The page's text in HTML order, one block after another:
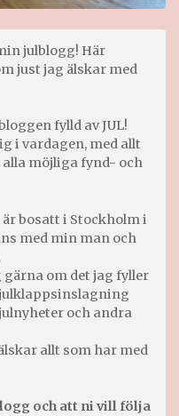
julblogg! Här
just jag älskar med
fylld av JUL!
i vardagen, med allt
alla möjliga fynd- och
bosatt i Stockholm i
med min man och
om det jag fyller
och andra
allt som har med
och att ni vill följa